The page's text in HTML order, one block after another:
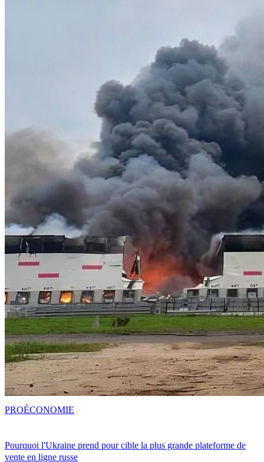
Pourquoi l'Ukraine prend pour cible la plus grande plateforme de
vente en ligne russe
PROÉCONOMIE